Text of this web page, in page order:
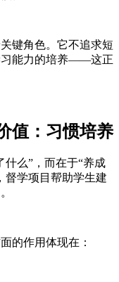
键角色。它不追求短
习能力的培养——这正
值：习惯培养
什么”，而在于“养成
督学项目帮助学生建
的作用体现在：